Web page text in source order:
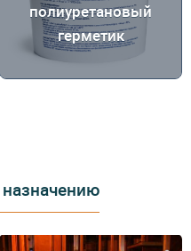
полиуретановый
герметик